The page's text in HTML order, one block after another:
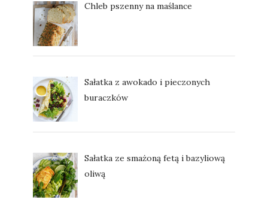
Chleb pszenny na maślance
Sałatka z awokado i pieczonych
buraczków
Sałatka ze smażoną fetą i bazyliową
oliwą